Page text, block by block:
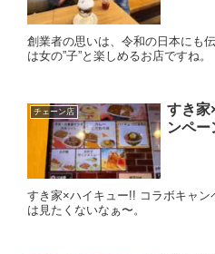
創業者の思いは、令和の日本にも
は女の”子”と楽しめるお店ですね。
チェーン店
すき家
ンペー
すき家×ハイキュー!! コラボキャ
は見たくないなぁ〜。